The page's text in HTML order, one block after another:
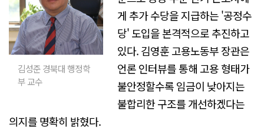
김성준 경북대 행정학
부 교수
게 추가 수당을 지급하는 '공정수
당' 도입을 본격적으로 추진하고
있다. 김영훈 고용노동부 장관은
언론 인터뷰를 통해 고용 형태가
불안정할수록 임금이 낮아지는
불합리한 구조를 개선하겠다는
의지를 명확히 밝혔다.